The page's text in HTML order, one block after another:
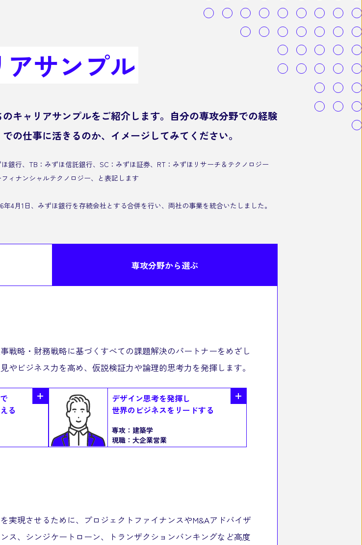
アサンプル
キャリアサンプルをご紹介します。自分の専攻分野での経験
の仕事に活きるのか、イメージしてみてください。
銀行、TB：みずほ信託銀行、SC：みずほ証券、RT：みずほリサーチ＆テクノロジー
ィナンシャルテクノロジー、と表記します
4月1日、みずほ銀行を存続会社とする合併を行い、両社の事業を統合いたしました。
専攻分野から選ぶ
戦略・財務戦略に基づくすべての課題解決のパートナーをめざし
やビジネス力を高め、仮説検証力や論理的思考力を発揮します。
る
デザイン思考を発揮し
世界のビジネスをリードする
専攻： 建築学
現職：大企業営業
実現させるために、プロジェクトファイナンスやM&Aアドバイザ
ス、シンジケートローン、トランザクションバンキングなど高度